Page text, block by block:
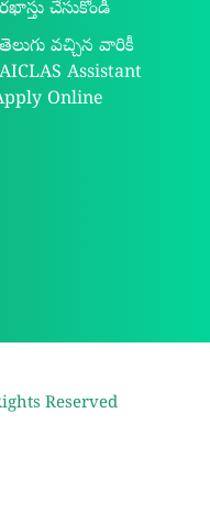
చేసుకోండి
వచ్చిన వారికీ
Assistant
Online
Reserved